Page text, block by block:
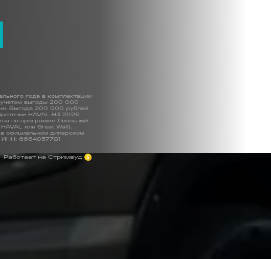
года в комплектации
учетом выгоды 200 000
Выгода 200 000 рублей
HAVAL H3 2026
по программе Лояльный
или Great Wall).
официальном дилерском
ИНН: 6664057781
Работает на Стримвуд